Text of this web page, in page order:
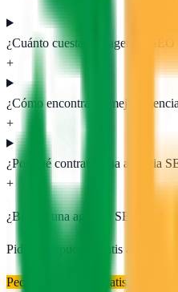
¿Cuánto cuesta una agencia SEO
+
¿Cómo encontrar la mejor
+
¿Por qué contratar una agencia
+
¿Buscas una agencia SEO en
Pide presupuesto gratis a las
Pedir presupuesto gratis